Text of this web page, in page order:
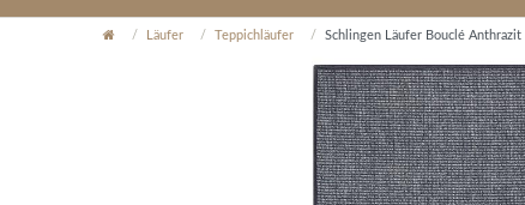
Läufer Teppichläufer Schlingen Läufer Bouclé Anthrazit